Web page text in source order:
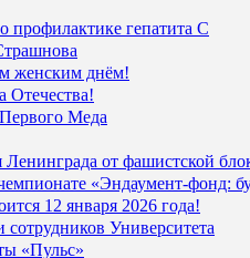
профилактике гепатита С
женским днём!
Отечества!
Меда
от фашистской
«Эндаумент-фонд:
12 января 2026 года!
Университета
«Пульс»